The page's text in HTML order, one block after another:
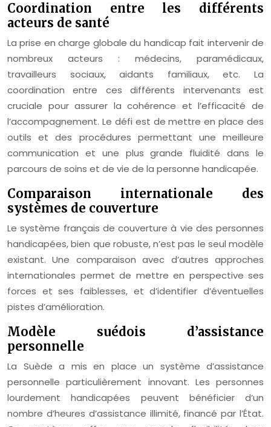
Coordination entre les différents
acteurs de santé
La prise en charge globale du handicap fait intervenir de
nombreux acteurs : médecins, paramédicaux,
travailleurs sociaux, aidants familiaux, etc. La
coordination entre ces différents intervenants est
cruciale pour assurer la cohérence et l’efficacité de
l’accompagnement. Le défi est de mettre en place des
outils et des procédures permettant une meilleure
communication et une plus grande fluidité dans le
parcours de soins et de vie de la personne handicapée.
Comparaison internationale des
systèmes de couverture
Le système français de couverture à vie des personnes
handicapées, bien que robuste, n’est pas le seul modèle
existant. Une comparaison avec d’autres approches
internationales permet de mettre en perspective ses
forces et ses faiblesses, et d’identifier d’éventuelles
pistes d’amélioration.
Modèle suédois d’assistance
personnelle
La Suède a mis en place un système d’assistance
personnelle particulièrement innovant. Les personnes
lourdement handicapées peuvent bénéficier d’un
nombre d’heures d’assistance illimité, financé par l’État.